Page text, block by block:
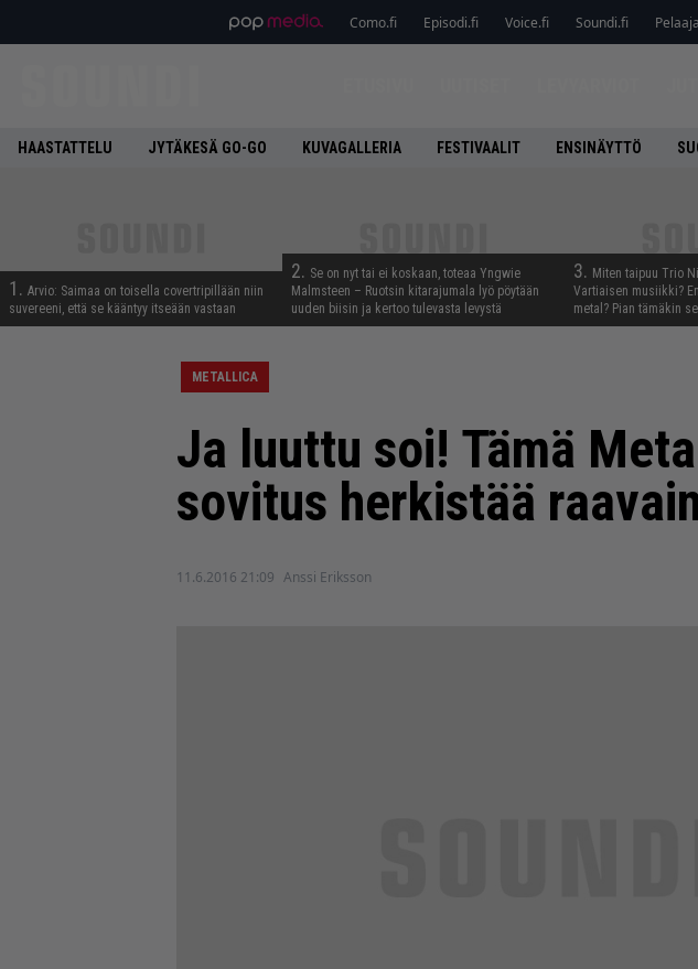
Como.fi Episodi.fi Voice.fi Soundi.fi
HAASTATTELU JYTÄKESÄ GO-GO KUVAGALLERIA FESTIVAALIT ENSINÄYTTÖ
1. Arvio: Saimaa on toisella covertripillään niin
suvereeni, että se kääntyy itseään vastaan
2. Se on nyt tai ei koskaan, toteaa Yngwie
Malmsteen – Ruotsin kitarajumala lyö pöytään
uuden biisin ja kertoo tulevasta levystä
3. Miten taipuu Trio
Vartiaisen musiikki?
metal? Pian tämäkin
METALLICA
Ja luuttu soi! Tämä
sovitus herkistää
11.6.2016 21:09 Anssi Eriksson